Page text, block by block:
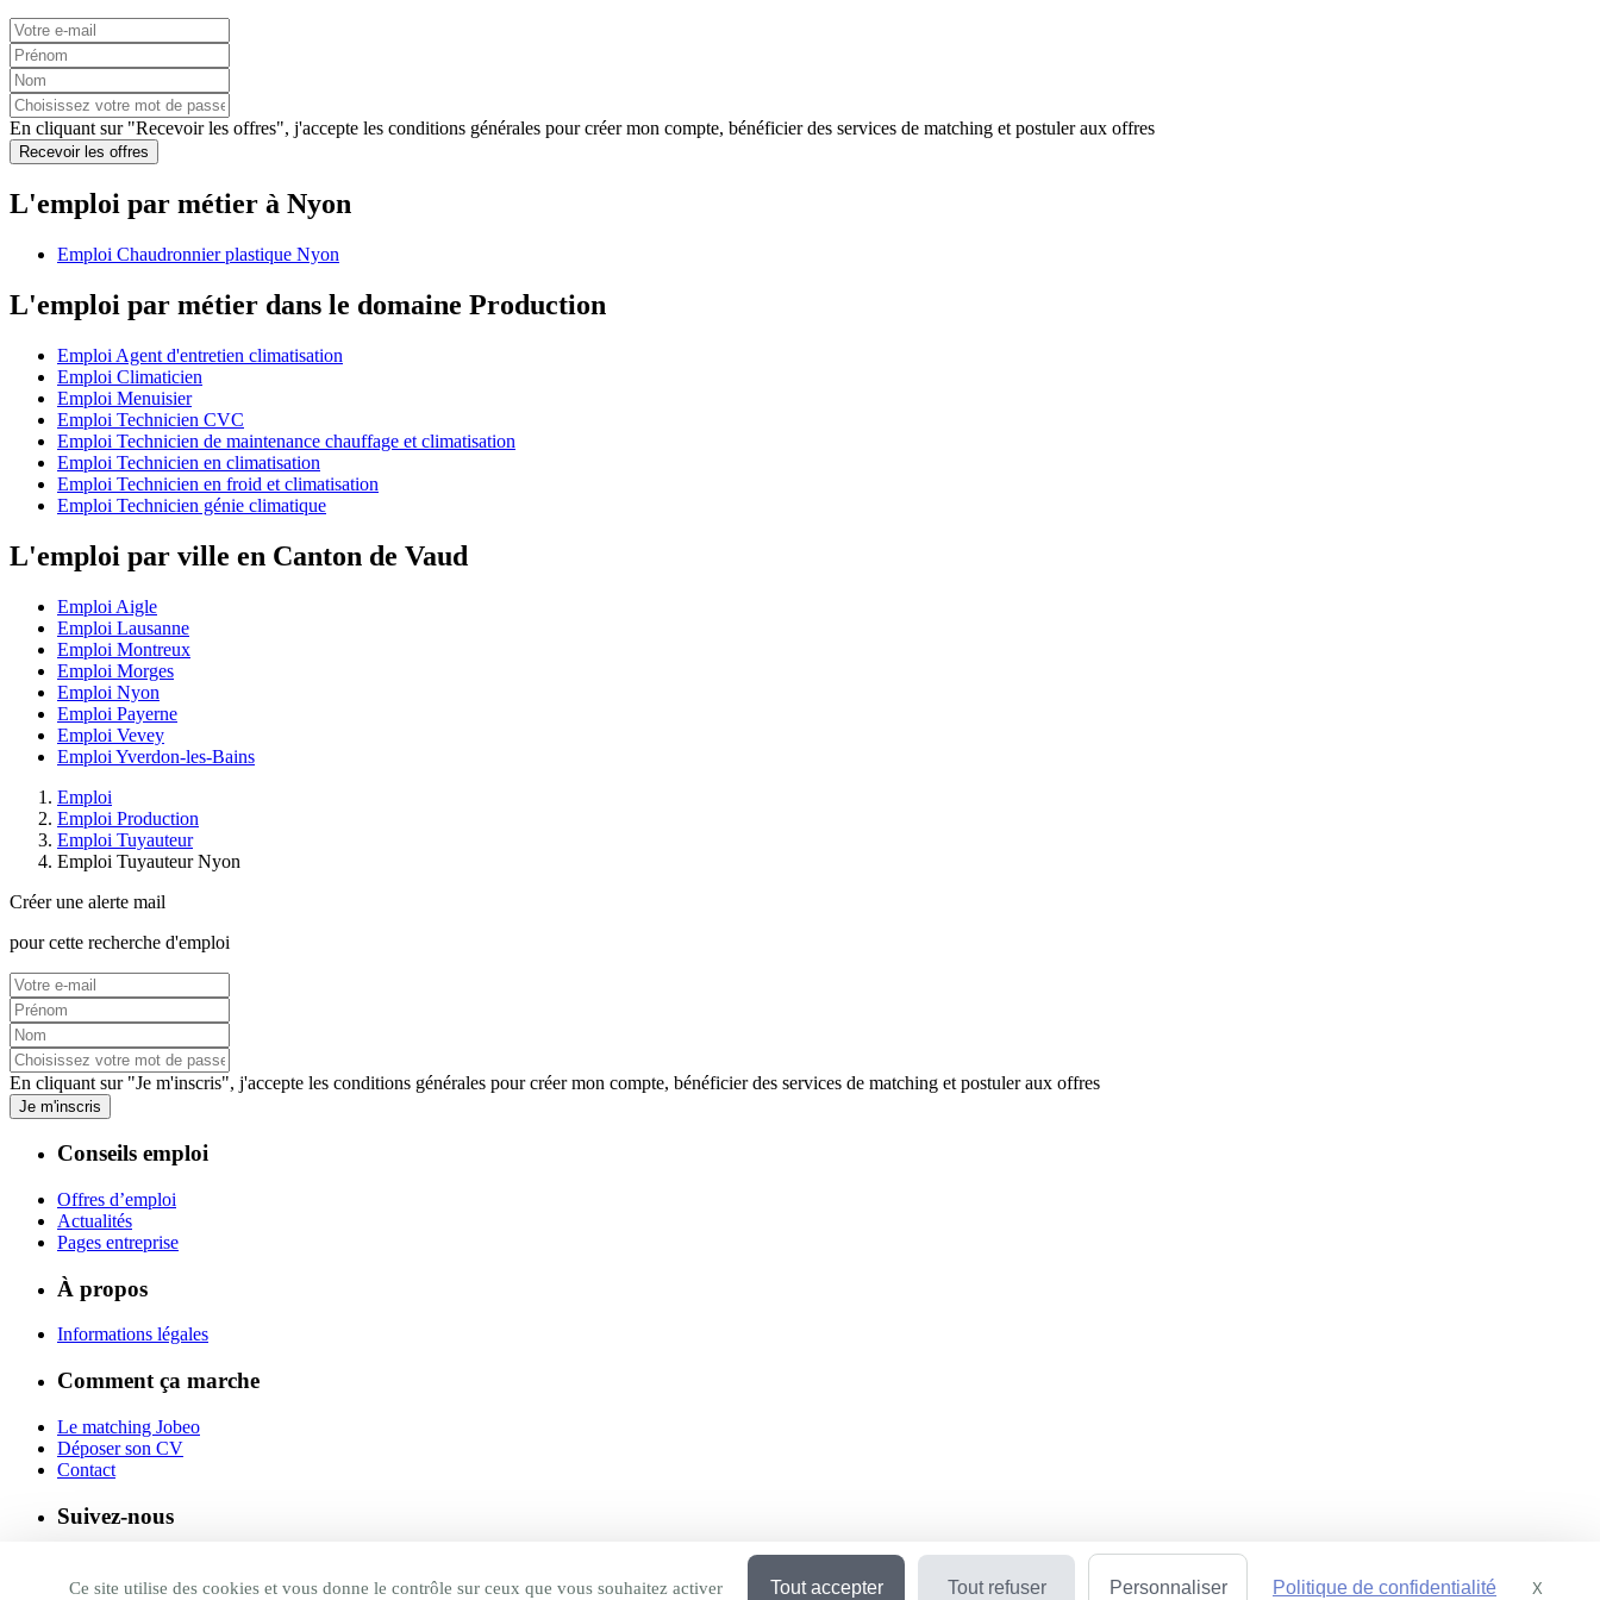
En cliquant sur "Recevoir les offres", j'accepte les conditions générales pour créer mon compte, bénéficier des services de matching et postuler aux offres
Recevoir les offres
L'emploi par métier à Nyon
Emploi Chaudronnier plastique Nyon
L'emploi par métier dans le domaine Production
Emploi Agent d'entretien climatisation
Emploi Climaticien
Emploi Menuisier
Emploi Technicien CVC
Emploi Technicien de maintenance chauffage et climatisation
Emploi Technicien en climatisation
Emploi Technicien en froid et climatisation
Emploi Technicien génie climatique
L'emploi par ville en Canton de Vaud
Emploi Aigle
Emploi Lausanne
Emploi Montreux
Emploi Morges
Emploi Nyon
Emploi Payerne
Emploi Vevey
Emploi Yverdon-les-Bains
Emploi
Emploi Production
Emploi Tuyauteur
Emploi Tuyauteur Nyon
Créer une alerte mail
pour cette recherche d'emploi
En cliquant sur "Je m'inscris", j'accepte les conditions générales pour créer mon compte, bénéficier des services de matching et postuler aux offres
Je m'inscris
Conseils emploi
Offres d’emploi
Actualités
Pages entreprise
À propos
Informations légales
Comment ça marche
Le matching Jobeo
Déposer son CV
Contact
Suivez-nous
Facebook
Ce site utilise des cookies et vous donne le contrôle sur ceux que vous souhaitez activer Tout accepter Tout refuser Personnaliser Politique de confidentialité X